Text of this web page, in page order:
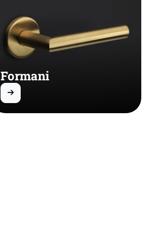
Formani